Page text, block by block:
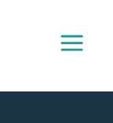
a